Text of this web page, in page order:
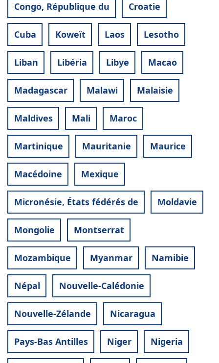
Congo, République du Croatie
Cuba Koweït Laos Lesotho
Liban Libéria Libye Macao
Madagascar Malawi Malaisie
Maldives Mali Maroc
Martinique Mauritanie Maurice
Macédoine Mexique
Micronésie, États fédérés de Moldavie
Mongolie Montserrat
Mozambique Myanmar Namibie
Népal Nouvelle-Calédonie
Nouvelle-Zélande Nicaragua
Pays-Bas Antilles Niger Nigeria